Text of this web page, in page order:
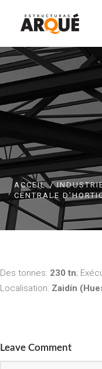
ACCEIL
CENTRALE
Des tonnes: 230 tn;
Localisation: Zaidín
Leave Comment